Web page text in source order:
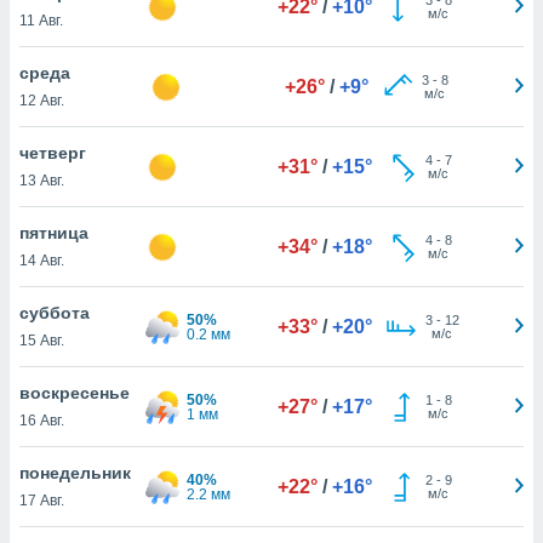
действия
рекламу
нашей
cookie
cookie
в
нашего
11 Авг.
+22° / +10°
м/с
среда
12 Авг.
+26° / +9° 3- 8
м/с
четверг
13 Авг.
+31° / +15° 4- 7
м/с
пятница
14 Авг.
+34° / +18° 4- 8
м/с
суббота
15 Авг.
50%
0.2 мм
+33° / +20° 3- 12
м/с
воскресенье
16 Авг.
50%
1 мм
+27° / +17° 1 - 8
м/с
понедельник
17 Авг.
40%
2.2 мм
+22° / +16° 2- 9
м/с